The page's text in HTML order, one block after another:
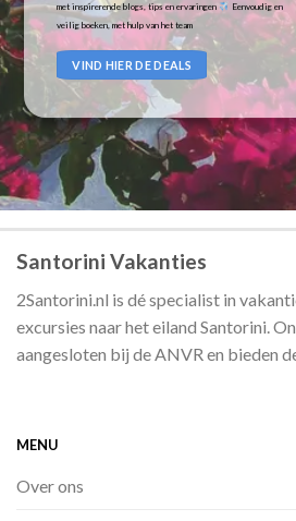
met inspirerende blogs, tips en ervaringen
Eenvoudig en
veilig boeken, met hulp van het team
VIND HIER DE DEALS
Santorini Vakanties
2Santorini.nl is dé specialist in
excursies naar het eiland Santorini.
aangesloten bij de ANVR en bieden
MENU
Over ons